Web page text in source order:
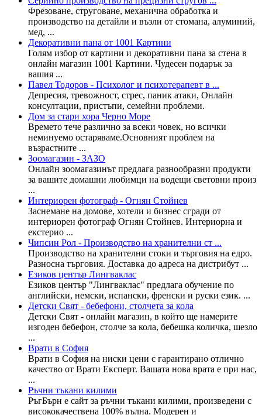
Фрезоване, струговане, механична обработка и
производство на детайли и възли от стомана, алуминий,
мед, ...
Декоративни пана от 1001 Картини
Голям избор от картини и декоративни пана за стена в
онлайн магазин 1001 Картини. Чудесен подарък за
вашия ...
Павел Тодоров - Психолог и психотерапевт в ...
Депресия, тревожност, стрес, паник атаки, Онлайн
консултации, пристъпи, семейни проблеми.
Дом за стари хора Черно Море
Времето тече различно за всеки човек, но всички
неминуемо остаряваме.Основният проблем на
възрастните ...
Зоомагазин - ЗАЗО
Онлайн зоомагазинът предлага разнообразни продукти
за вашите домашни любимци на водещи световни произ
...
Интериорен фотограф - Огнян Стойнев
Заснемане на домове, хотели и бизнес сгради от
интериорен фотограф Огнян Стойнев. Интериорна и
екстерио ...
Чипсин Рол - Производство на хранителни ст ...
Производство на хранителни стоки и търговия на едро.
Разносна търговия. Доставка до адреса на дистрибут ...
Езиков център Лингваклас
Езиков център "Лингваклас" предлага обучение по
английски, немски, испански, френски и руски език. ...
Детски Свят - бебефони, столчета за кола
Детски Свят - онлайн магазин, в който ще намерите
изгоден бебефон, столче за кола, бебешка количка, шезло
...
Врати в София
Врати в София на ниски цени с гарантирано отлично
качество от Врати Експерт. Вашата нова врата е при нас,
...
Ръчни тъкани килими
РъгБърн е сайт за ръчни тъкани килими, произведени с
висококачествена 100% вълна. Модерен и